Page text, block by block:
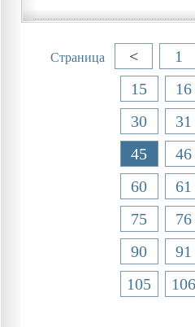
Страница < 1
15
16
30
31
45
46
60
61
75
76
90
91
105
106